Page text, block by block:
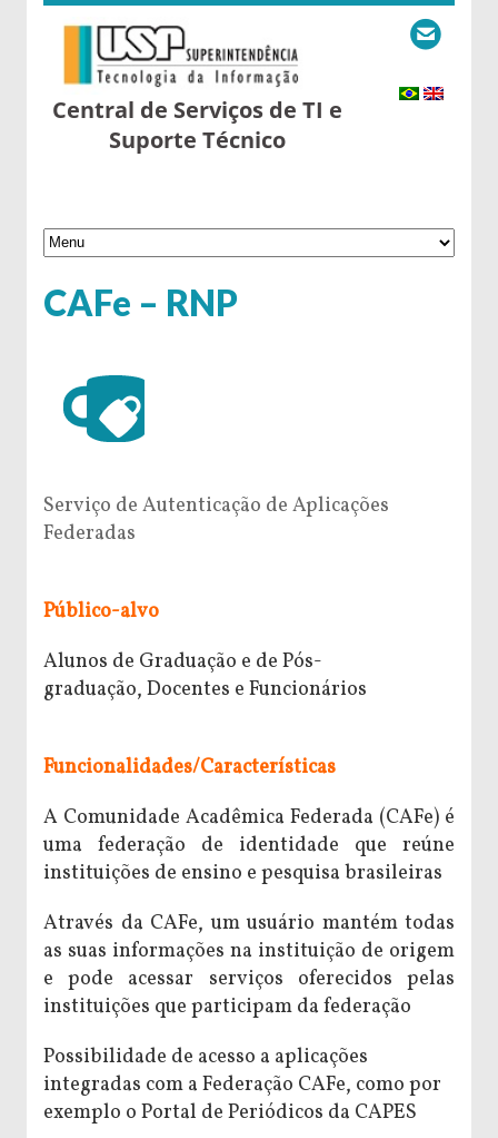
Central de Serviços de TI e
Suporte Técnico
CAFe – RNP
Serviço de Autenticação de Aplicações
Federadas
Público-alvo
Alunos de Graduação e de Pós-
graduação, Docentes e Funcionários
Funcionalidades/Características
A Comunidade Acadêmica Federada (CAFe) é
uma federação de identidade que reúne
instituições de ensino e pesquisa brasileiras
Através da CAFe, um usuário mantém todas
as suas informações na instituição de origem
e pode acessar serviços oferecidos pelas
instituições que participam da federação
Possibilidade de acesso a aplicações
integradas com a Federação CAFe, como por
exemplo o Portal de Periódicos da CAPES